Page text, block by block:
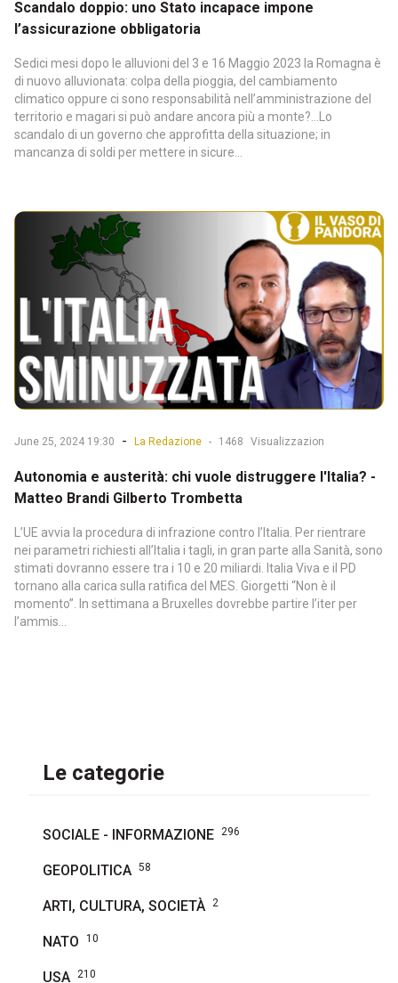
Scandalo doppio: uno Stato incapace impone
l’assicurazione obbligatoria
Sedici mesi dopo le alluvioni del 3 e 16 Maggio 2023 la Romagna è
di nuovo alluvionata: colpa della pioggia, del cambiamento
climatico oppure ci sono responsabilità nell’amministrazione del
territorio e magari si può andare ancora più a monte?...Lo
scandalo di un governo che approfitta della situazione; in
mancanza di soldi per mettere in sicure...
June 25, 2024 19:30 - La Redazione - 1468 Visualizzazion
Autonomia e austerità: chi vuole distruggere l'Italia? -
Matteo Brandi Gilberto Trombetta
L’UE avvia la procedura di infrazione contro l’Italia. Per rientrare
nei parametri richiesti all’Italia i tagli, in gran parte alla Sanità, sono
stimati dovranno essere tra i 10 e 20 miliardi. Italia Viva e il PD
tornano alla carica sulla ratifica del MES. Giorgetti “Non è il
momento”. In settimana a Bruxelles dovrebbe partire l’iter per
l’ammis...
Le categorie
SOCIALE - INFORMAZIONE 296
GEOPOLITICA 58
ARTI, CULTURA, SOCIETÀ 2
NATO 10
USA 210